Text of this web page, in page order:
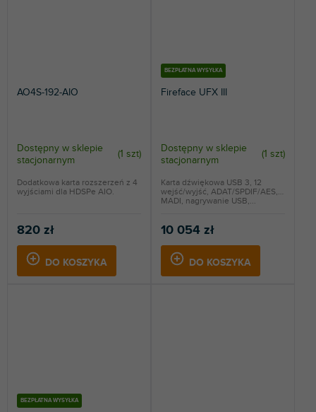
AO4S-192-AIO
Dostępny w sklepie
stacjonarnym
(1 szt)
820 zł
DO KOSZYKA
Dodatkowa karta rozszerzeń z 4
wyjściami dla HDSPe AIO.
BEZPŁATNA WYSYŁKA
Fireface UFX III
Dostępny w sklepie
stacjonarnym
(1 szt)
10 054 zł
DO KOSZYKA
Karta dźwiękowa USB 3, 12
wejść/wyjść, ADAT/SPDIF/AES,
MADI, nagrywanie USB,...
BEZPŁATNA WYSYŁKA